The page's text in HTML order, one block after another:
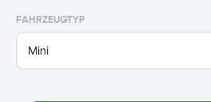
FAHRZEUGTYP
Mini